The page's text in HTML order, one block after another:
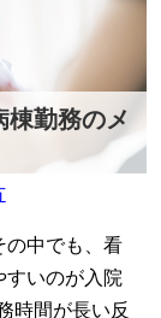
勤務のメ
の中でも、看
すいのが入院
時間が長い反